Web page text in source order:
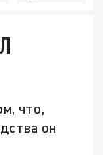
что,
он